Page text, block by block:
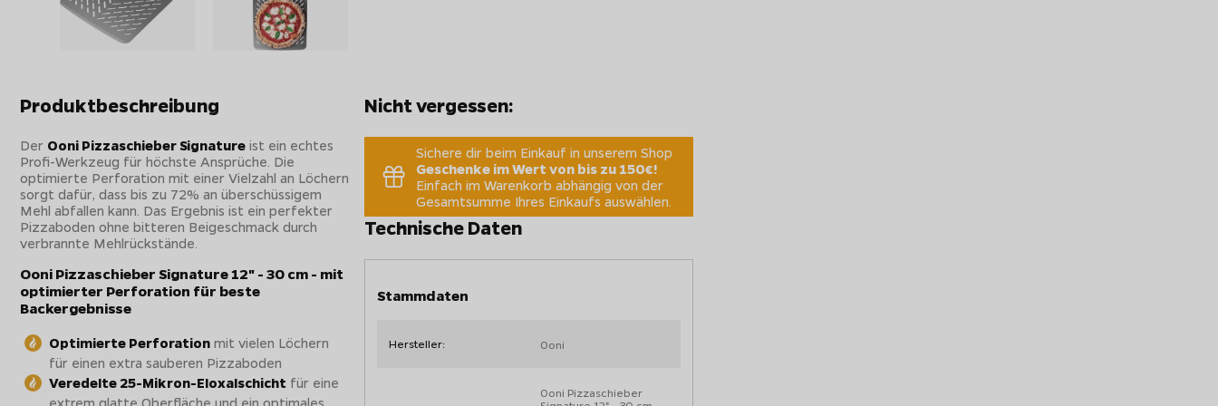
Produktbeschreibung
Der Ooni Pizzaschieber Signature ist ein echtes
Profi-Werkzeug für höchste Ansprüche. Die
optimierte Perforation mit einer Vielzahl an Löchern
sorgt dafür, dass bis zu 72% an überschüssigem
Mehl abfallen kann. Das Ergebnis ist ein perfekter
Pizzaboden ohne bitteren Beigeschmack durch
verbrannte Mehlrückstände.
Ooni Pizzaschieber Signature 12" - 30 cm - mit
optimierter Perforation für beste
Backergebnisse
Optimierte Perforation mit vielen Löchern
für einen extra sauberen Pizzaboden
Veredelte 25-Mikron-Eloxalschicht für eine
Nicht vergessen:
Sichere dir beim Einkauf in unserem Shop
Geschenke im Wert von bis zu 150€!
Einfach im Warenkorb abhängig von der
Gesamtsumme Ihres Einkaufs auswählen.
Technische Daten
Stammdaten
Hersteller: Ooni
Ooni Pizzaschieber